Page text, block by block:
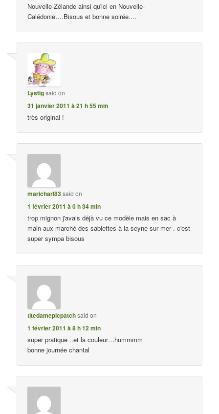
Nouvelle-Zélande ainsi qu'ici en Nouvelle-
Calédonie….Bisous et bonne soirée….
Lystigsaid on
31 janvier 2011 à 21 h 55 min
très original !
maricharl83said on
1 février 2011 à 0 h 34 min
trop mignon j'avais déjà vu ce modèle mais en sac à
main aux marché des sablettes à la seyne sur mer . c'est
super sympa bisous
titedamepicpatchsaid on
1 février 2011 à 8 h 12 min
super pratique ..et la couleur…hummmm
bonne journée chantal